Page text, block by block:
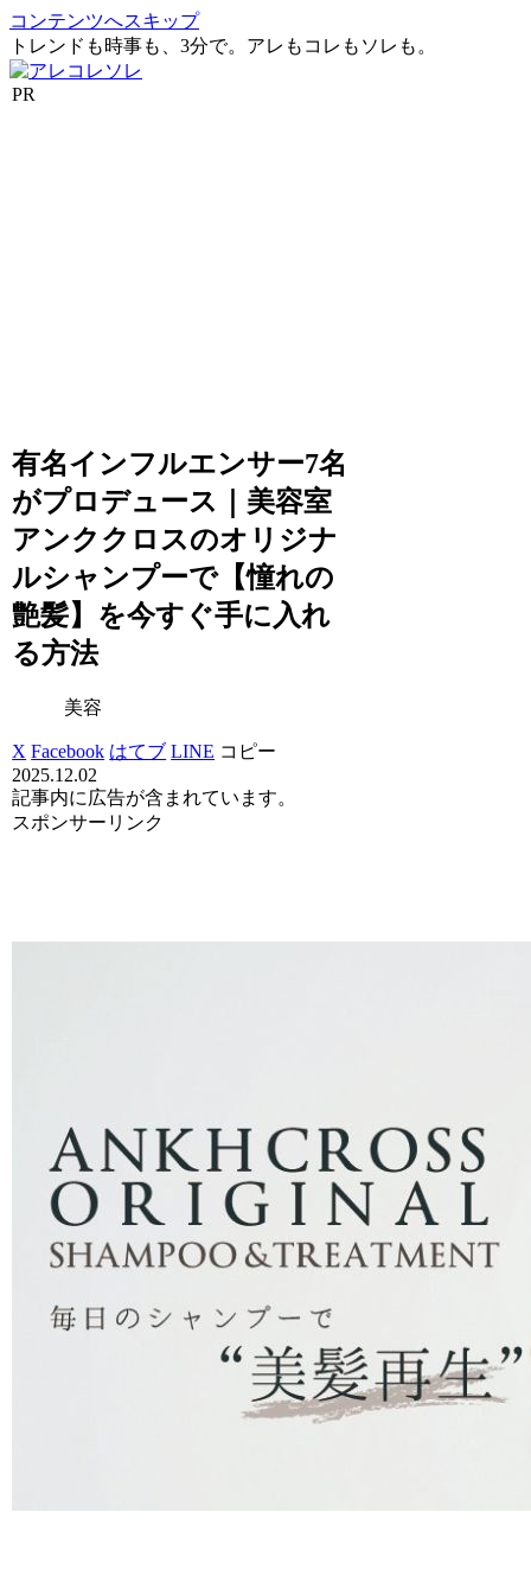
コンテンツへスキップ
トレンドも時事も、3分で。アレもコレもソレも。
PR
有名インフルエンサー7名
がプロデュース｜美容室
アンククロスのオリジナ
ルシャンプーで【憧れの
艶髪】を今すぐ手に入れ
る方法
美容
X Facebook はてブ LINE コピー
2025.12.02
記事内に広告が含まれています。
スポンサーリンク